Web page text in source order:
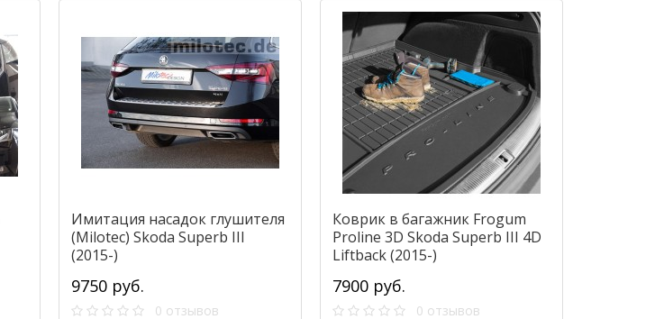
Имитация насадок глушителя
(Milotec) Skoda Superb III
(2015-)
9750 руб.
0 отзывов
Коврик в багажник Frogum
Proline 3D Skoda Superb III 4D
Liftback (2015-)
7900 руб.
0 отзывов